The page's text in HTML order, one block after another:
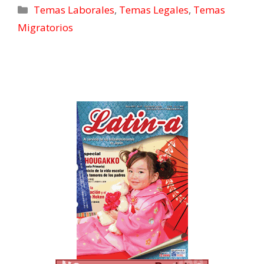
SIDO IMPEDIDO DE
HIDRATARSE O
VENTILARSE
Temas Laborales, Temas Legales, Temas
Migratorios